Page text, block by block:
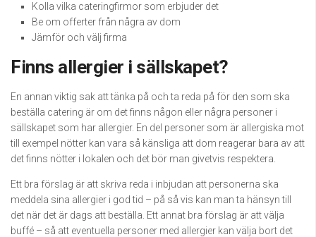
Kolla vilka cateringfirmor som erbjuder det
Be om offerter från några av dom
Jämför och välj firma
Finns allergier i sällskapet?
En annan viktig sak att tänka på och ta reda på för den som ska
beställa catering är om det finns någon eller några personer i
sällskapet som har allergier. En del personer som är allergiska mot
till exempel nötter kan vara så känsliga att dom reagerar bara av att
det finns nötter i lokalen och det bör man givetvis respektera.
Ett bra förslag är att skriva reda i inbjudan att personerna ska
meddela sina allergier i god tid – på så vis kan man ta hänsyn till
det när det är dags att beställa. Ett annat bra förslag är att välja
buffé – så att eventuella personer med allergier kan välja bort det